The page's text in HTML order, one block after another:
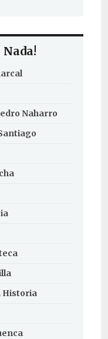
Nada!
Naharro
Historia